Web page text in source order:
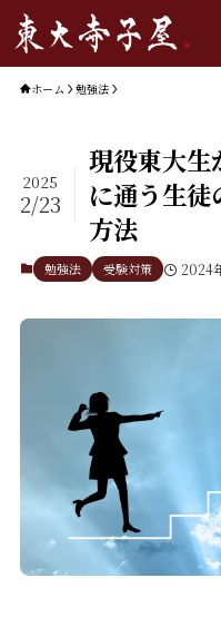
ホーム 勉強法
現役東大生
に通う生
方法
2025
2/23
勉強法 受験対策 2024